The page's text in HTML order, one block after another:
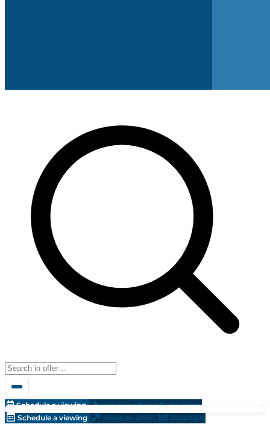
Schedule a viewing Make an offer!
Valuation
Schedule a viewing
Make an offer! Valuation